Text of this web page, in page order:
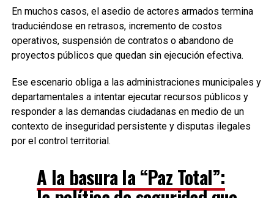
En muchos casos, el asedio de actores armados termina
traduciéndose en retrasos, incremento de costos
operativos, suspensión de contratos o abandono de
proyectos públicos que quedan sin ejecución efectiva.
Ese escenario obliga a las administraciones municipales y
departamentales a intentar ejecutar recursos públicos y
responder a las demandas ciudadanas en medio de un
contexto de inseguridad persistente y disputas ilegales
por el control territorial.
A la basura la “Paz Total”: